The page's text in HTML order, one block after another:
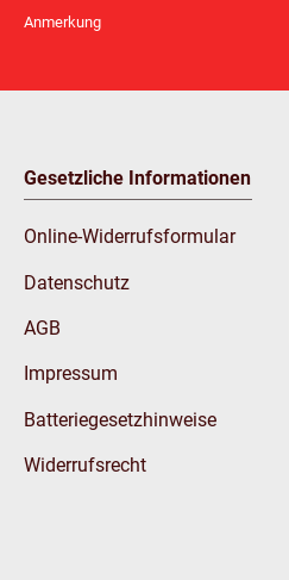
Anmerkung
Gesetzliche Informationen
Online-Widerrufsformular
Datenschutz
AGB
Impressum
Batteriegesetzhinweise
Widerrufsrecht